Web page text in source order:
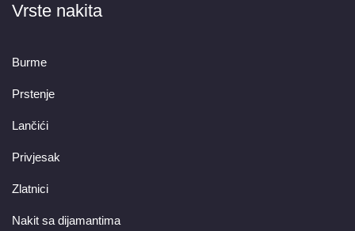
Vrste nakita
Burme
Prstenje
Lančići
Privjesak
Zlatnici
Nakit sa dijamantima